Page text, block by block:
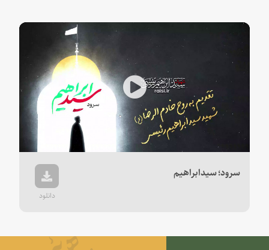
Play
Video
سرود؛ سیدابراهیم
دانلود